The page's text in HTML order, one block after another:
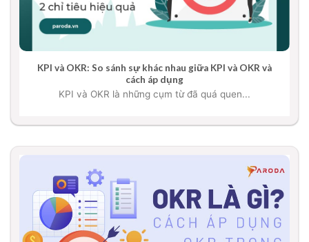
KPI và OKR: So sánh sự khác nhau giữa KPI và OKR và
cách áp dụng
KPI và OKR là những cụm từ đã quá quen...